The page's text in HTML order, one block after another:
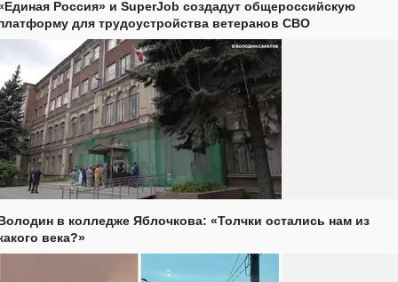
Россия» и SuperJob создадут общероссийскую
для трудоустройства ветеранов СВО
в колледже Яблочкова: «Толчки остались нам из
века?»